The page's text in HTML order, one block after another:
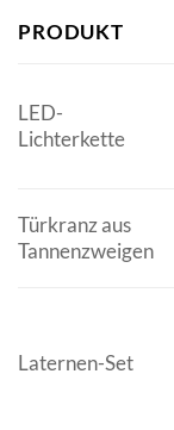
PRODUKT
LED-
Lichterkette
Türkranz aus
Tannenzweigen
Laternen-Set